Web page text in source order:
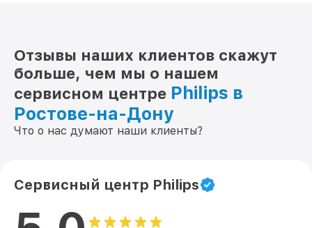
Отзывы наших клиентов скажут
больше, чем мы о нашем
сервисном центре Philips в
Ростове-на-Дону
Что о нас думают наши клиенты?
Сервисный центр Philips